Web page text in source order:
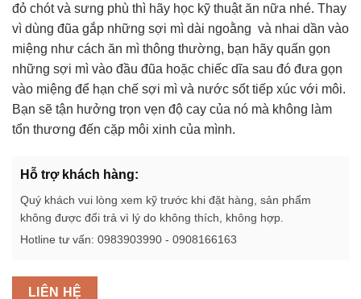
đỏ chót và sưng phù thì hãy học kỹ thuật ăn nữa nhé. Thay
vì dùng đũa gắp những sợi mì dài ngoằng và nhai dần vào
miệng như cách ăn mì thông thường, bạn hãy quấn gọn
những sợi mì vào đầu đũa hoặc chiếc dĩa sau đó đưa gọn
vào miệng để hạn chế sợi mì và nước sốt tiếp xúc với môi.
Bạn sẽ tận hưởng trọn vẹn độ cay của nó mà không làm
tổn thương đến cặp môi xinh của mình.
Hỗ trợ khách hàng:
Quý khách vui lòng xem kỹ trước khi đặt hàng, sản phẩm
không được đổi trả vì lý do không thích, không hợp.
Hotline tư vấn: 0983903990 - 0908166163
LIÊN HỆ